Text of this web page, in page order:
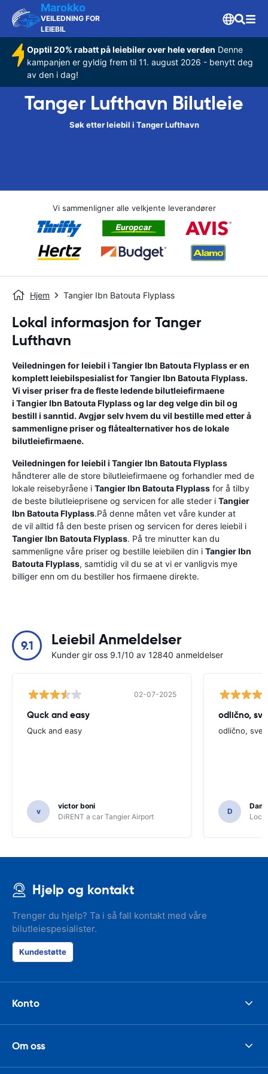
Marokko
VEILEDNING FOR
LEIEBIL
Opptil 20% rabatt på leiebiler over hele verden Denne
kampanjen er gyldig frem til 11. august 2026 - benytt deg
av den i dag!
Tanger Lufthavn Bilutleie
Søk etter leiebil i Tanger Lufthavn
Vi sammenligner alle velkjente leverandører
Hjem Tangier Ibn Batouta Flyplass
Lokal informasjon for Tanger
Lufthavn
Veiledningen for leiebil i Tangier Ibn Batouta Flyplasser en
komplett leiebilspesialist forTangier Ibn Batouta Flyplass.
Vi viser priser fra de fleste ledende bilutleiefirmaene
i Tangier Ibn Batouta Flyplassog lar deg velge din bil og
bestill i sanntid. Avgjør selv hvem du vil bestille med etter å
sammenligne priser og flåtealternativer hos de lokale
bilutleiefirmaene.
Veiledningen for leiebil i Tangier Ibn Batouta Flyplass
håndterer alle de store bilutleiefirmaene og forhandler med de
lokale reisebyråene i Tangier Ibn Batouta Flyplass for å tilby
de beste bilutleieprisene og servicen for alle steder i Tangier
Ibn Batouta Flyplass.På denne måten vet våre kunder at
de vil alltid få den beste prisen og servicen for deres leiebil i
Tangier Ibn Batouta Flyplass. På tre minutter kan du
sammenligne våre priser og bestille leiebilen din i Tangier Ibn
Batouta Flyplass, samtidig vil du se at vi er vanligvis mye
billiger enn om du bestiller hos firmaene direkte.
9.1 Leiebil Anmeldelser
Kunder gir oss 9.1/10 av 12840 anmeldelser
02-07-2025
Quck and easy
Quck and easy
v
victor boni
DiRENT a car Tangier Airport
odlično,
odlično, sve
D
Hjelp og kontakt
Trenger du hjelp? Ta i så fall kontakt med våre
bilutleiespesialister.
Kundestøtte
Konto
Om oss